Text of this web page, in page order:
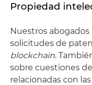
Propiedad
Nuestros
solicitudes de
blockchain.
sobre cuestiones
relacionadas con las